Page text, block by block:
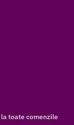
toate comenzile